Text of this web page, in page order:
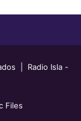
| Radio Isla -
Files